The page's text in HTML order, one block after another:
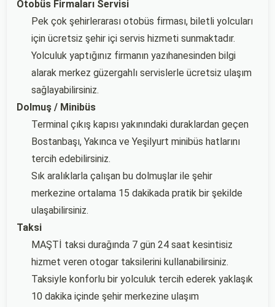
Otobüs Firmaları Servisi
Pek çok şehirlerarası otobüs firması, biletli yolcuları
için ücretsiz şehir içi servis hizmeti sunmaktadır.
Yolculuk yaptığınız firmanın yazıhanesinden bilgi
alarak merkez güzergahlı servislerle ücretsiz ulaşım
sağlayabilirsiniz.
Dolmuş / Minibüs
Terminal çıkış kapısı yakınındaki duraklardan geçen
Bostanbaşı, Yakınca ve Yeşilyurt minibüs hatlarını
tercih edebilirsiniz.
Sık aralıklarla çalışan bu dolmuşlar ile şehir
merkezine ortalama 15 dakikada pratik bir şekilde
ulaşabilirsiniz.
Taksi
MAŞTİ taksi durağında 7 gün 24 saat kesintisiz
hizmet veren otogar taksilerini kullanabilirsiniz.
Taksiyle konforlu bir yolculuk tercih ederek yaklaşık
10 dakika içinde şehir merkezine ulaşım